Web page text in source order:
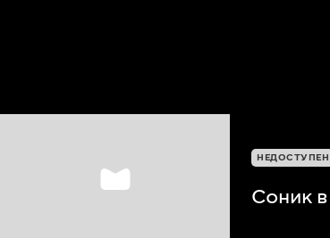
НЕДОСТУПЕН
Соник